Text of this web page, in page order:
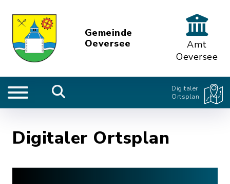
Gemeinde
Oeversee
Amt
Oeversee
Digitaler
Ortsplan
Digitaler Ortsplan